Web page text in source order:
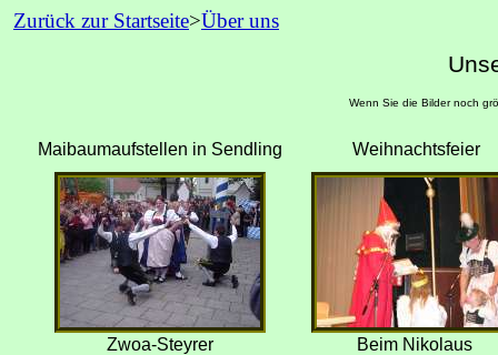
Zurück zur Startseite>Über uns
Wenn Sie die Bilder noch
Maibaumaufstellen in Sendling Weihnachtsfeier
Zwoa-Steyrer Beim Nikolaus